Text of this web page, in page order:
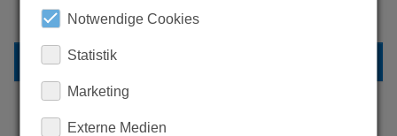
PRODUKTE SEHEN?
ZURÜCK ZUR ÜBERSICHT
Notwendige Cookies
Statistik
Marketing
Externe Medien